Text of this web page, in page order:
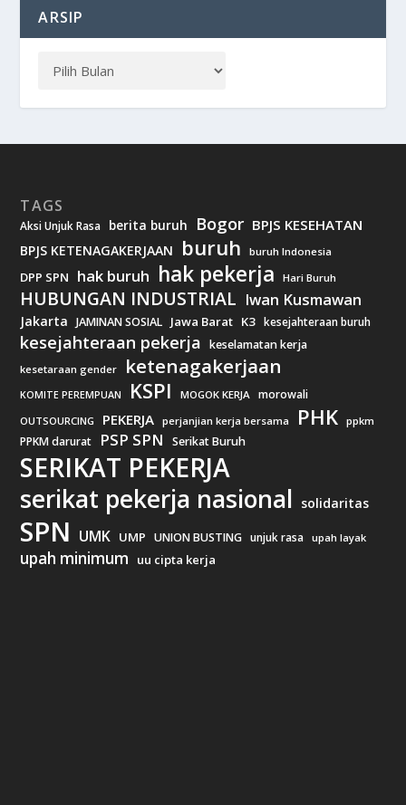
ARSIP
TAGS
Aksi Unjuk Rasa berita buruh Bogor BPJS KESEHATAN
BPJS KETENAGAKERJAAN buruh buruh Indonesia
DPP SPN hak buruh hak pekerja Hari Buruh
HUBUNGAN INDUSTRIAL Iwan Kusmawan
Jakarta JAMINAN SOSIAL Jawa Barat K3 kesejahteraan buruh
kesejahteraan pekerja keselamatan kerja
kesetaraan gender ketenagakerjaan
KOMITE PEREMPUAN KSPI MOGOK KERJA morowali
OUTSOURCING PEKERJA perjanjian kerja bersama PHK ppkm
PPKM darurat PSP SPN Serikat Buruh
SERIKAT PEKERJA
serikat pekerja nasional solidaritas
SPN UMK UMP UNION BUSTING unjuk rasa upah layak
upah minimum uu cipta kerja